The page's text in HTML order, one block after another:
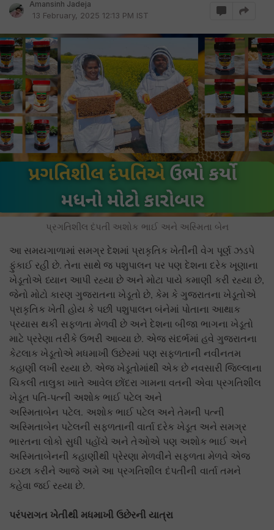
Amansinh Jadeja
13 February, 2025 12:13 PM IST
પ્રગતિશીલ દંપતી અશોક ભાઈ અને અસ્મિતા બેન
આ સમયગાળામાં સમગ્ર દેશમાં પ્રાકૃતિક ખેતીની વેગ પૂર્ણ ઝડપે
ફુંકાઈ રહી છે. તેના સાથે જ પશુપાલન પર પણ દેશના દરેક ખૂણાના
ખેડૂતોએ ધ્યાન આપી રહ્યા છે અને મોટા પાયે કમાણી કરી રહ્યા છે,
જેનો મોટો કારણ ગુજરાતના ખેડૂતો છે, કેમ કે ગુજરાતના ખેડૂતોએ
પ્રાકૃતિક ખેતી હોય કે પછી પશુપાલન બંનેમાં પોતાના આથાક
પ્રયાસ થકી સફળતા મેળવી છે અને દેશના બીજા ભાગના ખેડૂતો
માટે પ્રરેણા તરીકે ઉભરી આવ્યા છે. એજ સંદર્ભમાં હવે ગુજરાતના
કેટલાક ખેડૂતોએ મધમાખી ઉછેરમાં પણ સફળતાની નવીનતમ
કહાણી લખી રહ્યા છે. એજ ખેડૂતોમાંથી એક છે નવસારી જિલ્લાના
ચિકલી તાલુકા ખાતે આવેલ છોંદરા ગામના વતની એવા પ્રગતિશીલ
ખેડૂત પતિ-પત્ની અશોક ભાઈ પટેલ અને
અસ્મિતાબેન પટેલ. અશોક ભાઈ પટેલ અને તેમની પત્ની
અસ્મિતાબેન પટેલની સફળતાની વાર્તા દરેક ખેડૂત અને સમગ્ર
ભારતના લોકો સુધી પહોંચે અને તેઓએ પણ અશોક ભાઈ અને
અસ્મિતાબેનની કહાણીથી પ્રેરણા મેળવીને સફળતા મેળવે એજ
ઇચ્છા કરીને આજે અમે આ પ્રગતિશીલ દંપતીની વાર્તા તમને
કહેવા જઈ રહ્યા છે.
પરંપરાગતખેતીથી મધમાખી ઉછેરની યાત્રા